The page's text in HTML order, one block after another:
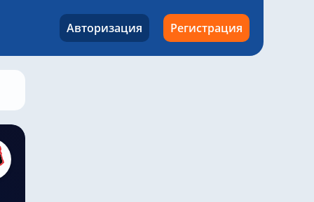
Авторизация Регистрация